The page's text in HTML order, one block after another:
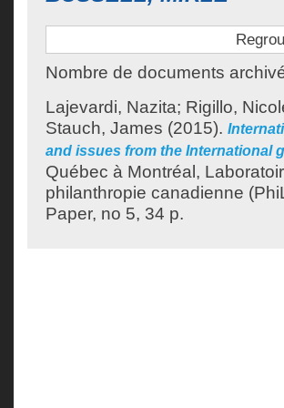
Nombre de documents
Lajevardi, Nazita; Rigillo,
Stauch, James (2015).
and issues from the International
Québec à Montréal,
philanthropie canadienne
Paper, no 5, 34 p.